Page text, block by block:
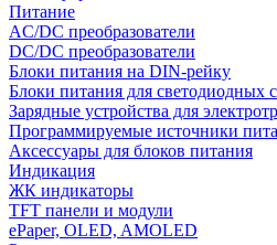
Питание
AC/DC преобразователи
DC/DC преобразователи
Блоки питания на DIN-рейку
Блоки питания для светодиодных
Зарядные устройства для
Программируемые источники
Аксессуары для блоков питания
Индикация
ЖК индикаторы
TFT панели и модули
ePaper, OLED, AMOLED